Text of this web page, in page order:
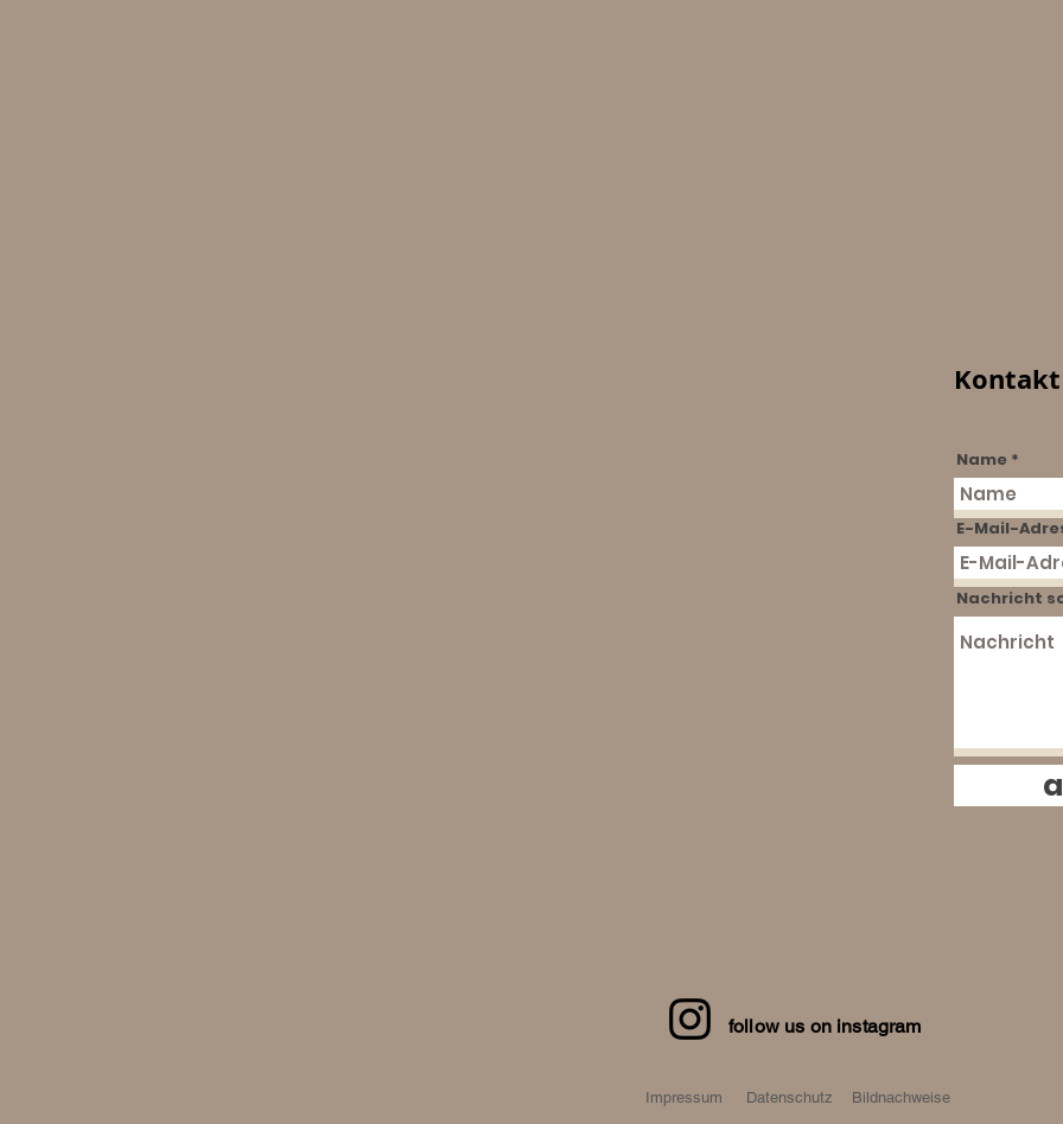
Kontakt
Name
E-Mail-
Nachricht
follow us on instagram
Impressum Datenschutz
Bildnachweise